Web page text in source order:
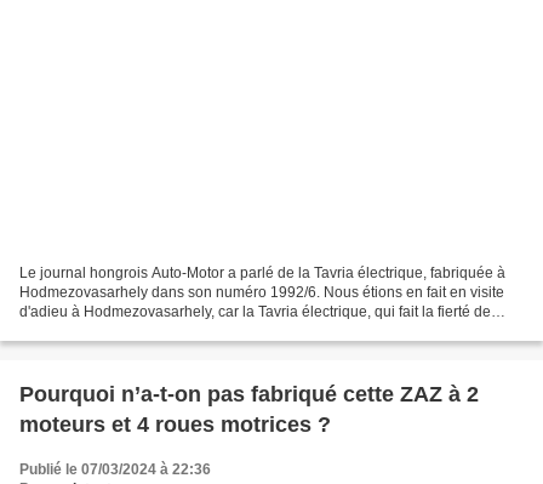
Le journal hongrois Auto-Motor a parlé de la Tavria électrique, fabriquée à
Hodmezovasarhely dans son numéro 1992/6. Nous étions en fait en visite
d'adieu à Hodmezovasarhely, car la Tavria électrique, qui fait la fierté de
Pourquoi n’a-t-on pas fabriqué cette ZAZ à 2
moteurs et 4 roues motrices ?
Publié le 07/03/2024 à 22:36